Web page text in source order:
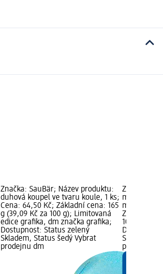
Značka: SauBär; Název produktu:
duhová koupel ve tvaru koule, 1 ks;
Cena: 64,50 Kč; Základní cena: 165
g (39,09 Kč za 100 g); Limitovaná
edice grafika, dm značka grafika;
Dostupnost: Status zelený
Skladem, Status šedý Vybrat
prodejnu dm
Značka:
mycí pěna
motiv, 250
Základní
100 ml);
Skladem,
prodejnu